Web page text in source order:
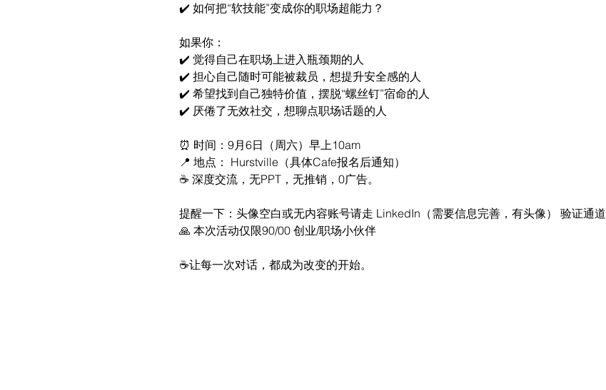
✔️ 如何把“软技能”变成你的职场超能力？
如果你：
✔️ 觉得自己在职场上进入瓶颈期的人
✔️ 担心自己随时可能被裁员，想提升安全感的人
✔️ 希望找到自己独特价值，摆脱“螺丝钉”宿命的人
✔️ 厌倦了无效社交，想聊点职场话题的人
⏰ 时间：9月6日（周六）早上10am
📍 地点： Hurstville（具体Cafe报名后通知）
☕️ 深度交流，无PPT，无推销，0广告。
提醒一下：头像空白或无内容账号请走 LinkedIn（需要信息完善，有头像） 验证通道
🙏 本次活动仅限90/00 创业/职场小伙伴﻿
☕让每一次对话，都成为改变的开始。